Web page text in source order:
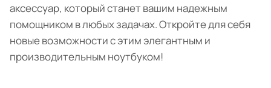
аксессуар, который станет вашим надежным
помощником в любых задачах. Откройте для себя
новые возможности с этим элегантным и
производительным ноутбуком!